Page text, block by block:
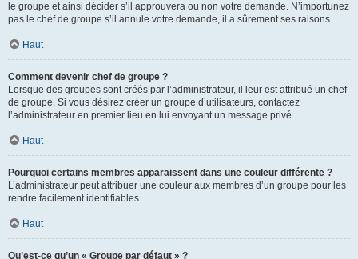
le groupe et ainsi décider s’il approuvera ou non votre demande. N’importunez
pas le chef de groupe s’il annule votre demande, il a sûrement ses raisons.
Haut
Comment devenir chef de groupe ?
Lorsque des groupes sont créés par l’administrateur, il leur est attribué un chef
de groupe. Si vous désirez créer un groupe d’utilisateurs, contactez
l’administrateur en premier lieu en lui envoyant un message privé.
Haut
Pourquoi certains membres apparaissent dans une couleur différente ?
L’administrateur peut attribuer une couleur aux membres d’un groupe pour les
rendre facilement identifiables.
Haut
Qu’est-ce qu’un « Groupe par défaut » ?